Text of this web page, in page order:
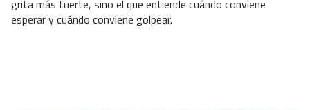
grita más fuerte, sino el que entiende cuándo conviene
esperar y cuándo conviene golpear.